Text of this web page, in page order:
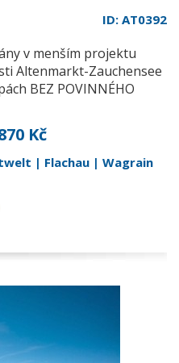
ID: AT0392
v menším projektu
Altenmarkt-Zauchensee
BEZ POVINNÉHO
Kč
| Flachau | Wagrain